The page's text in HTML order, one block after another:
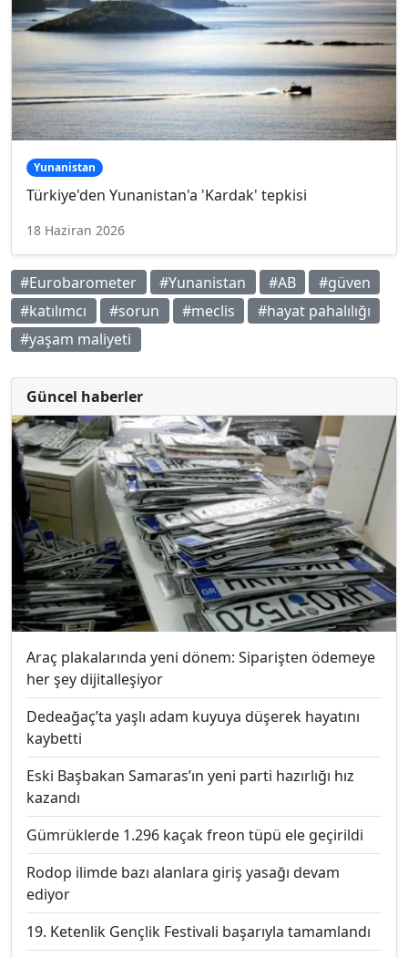
Yunanistan
Türkiye'den Yunanistan'a 'Kardak' tepkisi
18 Haziran 2026
#Eurobarometer #Yunanistan #AB
#güven
#katılımcı
#sorun #meclis
#hayat pahalılığı
#yaşam maliyeti
Güncel haberler
Araç plakalarında yeni dönem: Siparişten ödemeye
her şey dijitalleşiyor
Dedeağaç’ta yaşlı adam kuyuya düşerek hayatını
kaybetti
Eski Başbakan Samaras’ın yeni parti hazırlığı hız
kazandı
Gümrüklerde 1.296 kaçak freon tüpü ele geçirildi
Rodop ilimde bazı alanlara giriş yasağı devam
ediyor
19. Ketenlik Gençlik Festivali başarıyla tamamlandı